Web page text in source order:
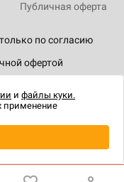
по согласию
офертой
Публичная оферта
и файлы куки.
применение